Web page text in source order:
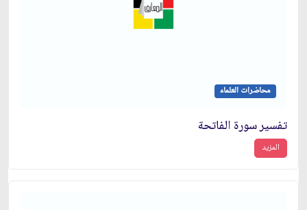
محاضرات العلماء
تفسير سورة الفاتحة
المزيد